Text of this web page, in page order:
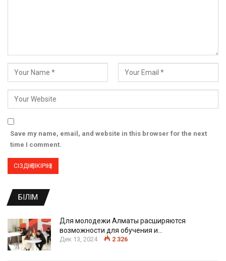
Save my name, email, and website in this browser for the next
time I comment.
БІЛІМ
Для молодежи Алматы расширяются
возможности для обучения и…
Дек 13, 2024 2 326